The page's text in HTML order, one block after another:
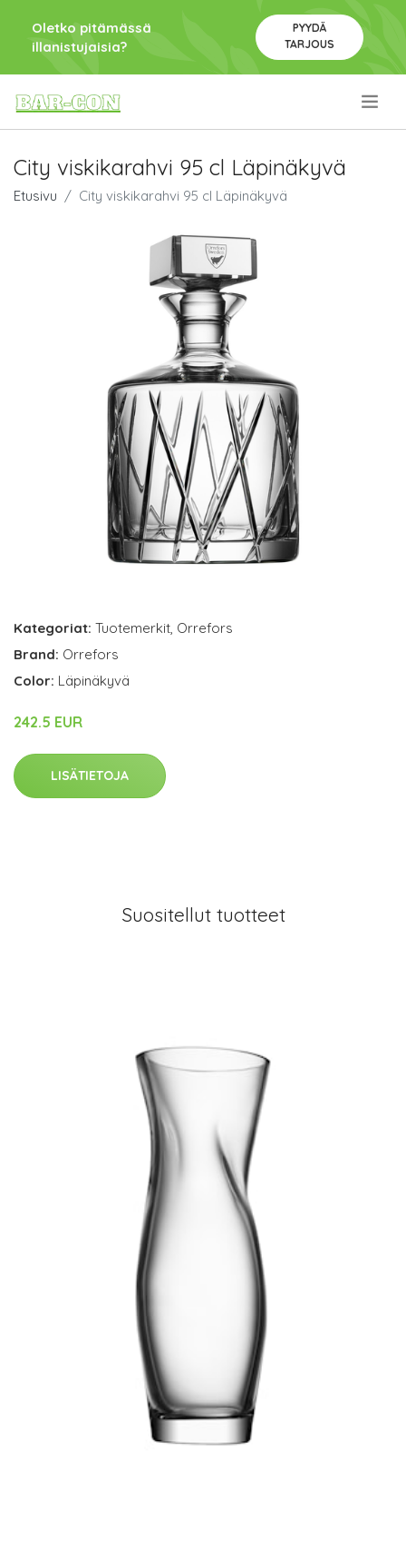
Oletko pitämässä
illanistujaisia?
PYYDÄ
TARJOUS
City viskikarahvi 95 cl Läpinäkyvä
Etusivu City viskikarahvi 95 cl Läpinäkyvä
Kategoriat: Tuotemerkit, Orrefors
Brand: Orrefors
Color: Läpinäkyvä
242.5 EUR
LISÄTIETOJA
Suositellut tuotteet